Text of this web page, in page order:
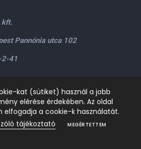
kft.
Pannónia utca 102
2-41
kft. 1134.Bp. Váci út 9-15
13.00+36205534995+36209906363
gsmzonakft@gmail.com
kat (sütiket) használ a jobb
elérése érdekében. Az oldal
elfogadja a cookie-k használatát.
tájékoztató
MEGÉRTETTEM